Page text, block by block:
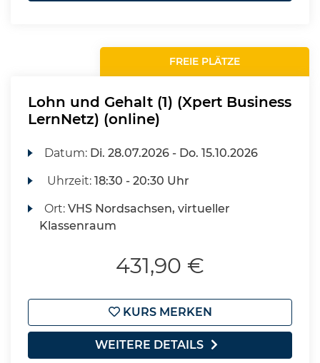
FREIE PLÄTZE
Lohn und Gehalt (1) (Xpert Business
LernNetz) (online)
Datum: Di. 28.07.2026 - Do. 15.10.2026
Uhrzeit:18:30 - 20:30 Uhr
Ort:VHS Nordsachsen, virtueller
Klassenraum
431,90 €
KURS MERKEN
WEITERE DETAILS